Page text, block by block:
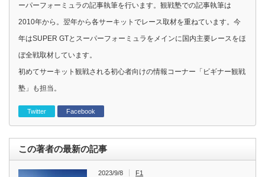
ーパーフォーミュラの記事執筆を行います。観戦塾での記事執筆は
2010年から。翌年から各サーキットでレース取材を重ねています。今
年はSUPER GTとスーパーフォーミュラをメインに国内主要レースをほ
ぼ全戦取材しています。
初めてサーキット観戦される初心者向けの情報コーナー「ビギナー観戦
塾」も担当。
Twitter Facebook
この著者の最新の記事
2023/9/8 F1